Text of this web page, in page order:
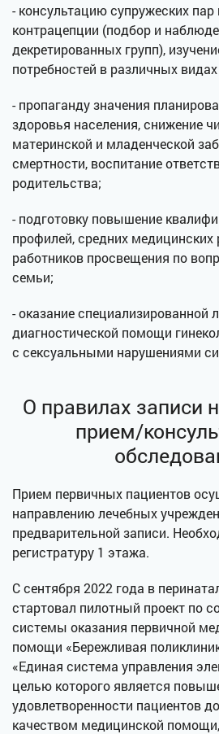
- консультацию супружеских
контрацепции (подбор и
декретированных групп),
потребностей в различных
- пропаганду значения
здоровья населения, снижение
материнской и младенческой
смертности, воспитание
родительства;
- подготовку повышение
профилей, средних медицинских
работников просвещения по
семьи;
- оказание специализированной
диагностической помощи
с сексуальными нарушениями
О правилах записи
прием/
Прием первичных пациентов
направлению лечебных
предварительной записи.
регистратуру 1 этажа.
С сентября 2022 года в
стартовал пилотный проект по
системы оказания первичной
помощи «Бережливая
«Единая система управления
целью которого является
удовлетворенности пациентов
качеством медицинской